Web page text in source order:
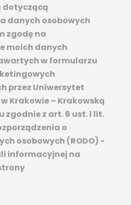
danych osobowych
zgodę na
moich danych
w formularzu
przez Uniwersytet
Krakowie – Krakowską
zgodnie z art. 6 ust. l lit.
o
osobowych (RODO) -
informacyjnej na